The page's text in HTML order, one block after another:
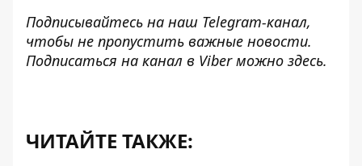
Подписывайтесь на наш Telegram-канал,
чтобы не пропустить важные новости.
Подписаться на канал в Viber можно здесь.
ЧИТАЙТЕ ТАКЖЕ: